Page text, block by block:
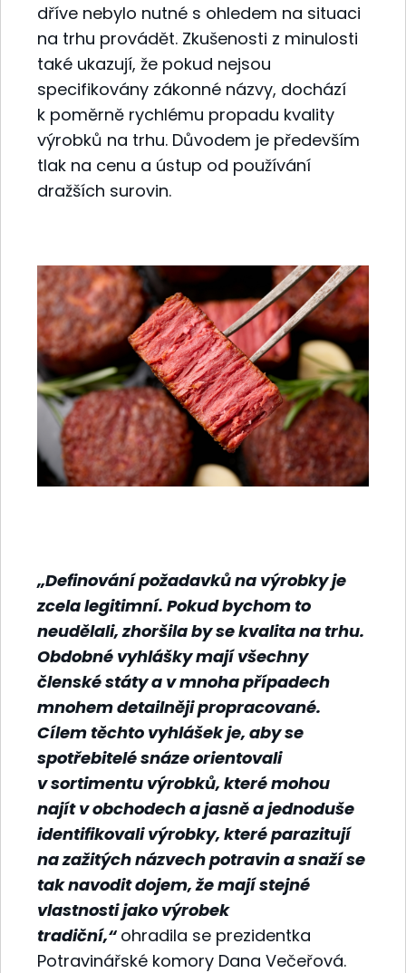
dříve nebylo nutné s ohledem na situaci
na trhu provádět. Zkušenosti z minulosti
také ukazují, že pokud nejsou
specifikovány zákonné názvy, dochází
k poměrně rychlému propadu kvality
výrobků na trhu. Důvodem je především
tlak na cenu a ústup od používání
dražších surovin.
„Definování požadavků na výrobky je
zcela legitimní. Pokud bychom to
neudělali, zhoršila by se kvalita na trhu.
Obdobné vyhlášky mají všechny
členské státy a v mnoha případech
mnohem detailněji propracované.
Cílem těchto vyhlášek je, aby se
spotřebitelé snáze orientovali
v sortimentu výrobků, které mohou
najít v obchodech a jasně a jednoduše
identifikovali výrobky, které parazitují
na zažitých názvech potravin a snaží se
tak navodit dojem, že mají stejné
vlastnosti jako výrobek
tradiční,“ ohradila se prezidentka
Potravinářské komory Dana Večeřová.